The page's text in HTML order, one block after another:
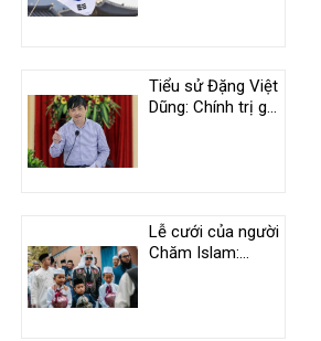
Tiểu sử Đặng Việt
Dũng: Chính trị gia
Lễ cưới của người
Chăm Islam: